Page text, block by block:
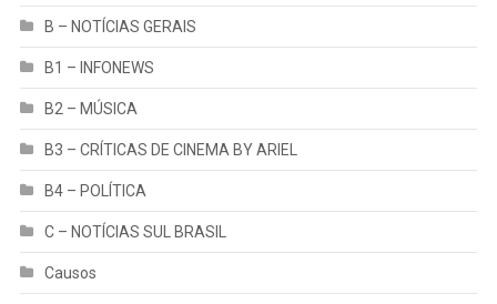
B – NOTÍCIAS GERAIS
B1 – INFONEWS
B2 – MÚSICA
B3 – CRÍTICAS DE CINEMA BY ARIEL
B4 – POLÍTICA
C – NOTÍCIAS SUL BRASIL
Causos